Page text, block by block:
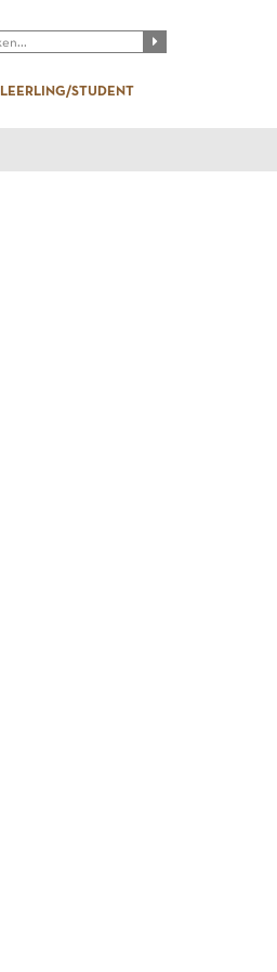
LEERLING/STUDENT